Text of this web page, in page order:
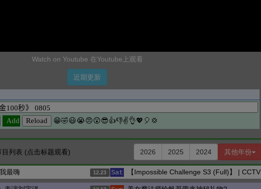
Watch on Youtube 在Youtube上观看
近期更新
目列表 (点击标题观看) 2026 2025 2024 其他年份
最嗨 12.23 Sat 【Impossible Challenge S3 (Full)】 | CCTV